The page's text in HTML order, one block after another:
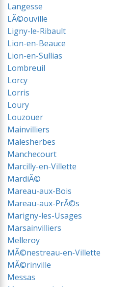
Langesse
LÃ©ouville
Ligny-le-Ribault
Lion-en-Beauce
Lion-en-Sullias
Lombreuil
Lorcy
Lorris
Loury
Louzouer
Mainvilliers
Malesherbes
Manchecourt
Marcilly-en-Villette
MardiÃ©
Mareau-aux-Bois
Mareau-aux-PrÃ©s
Marigny-les-Usages
Marsainvilliers
Melleroy
MÃ©nestreau-en-Villette
MÃ©rinville
Messas